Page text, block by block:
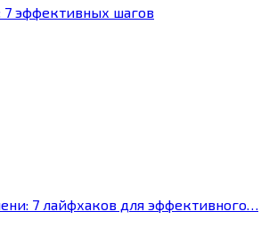
эффективных шагов
7 лайфхаков для эффективного…